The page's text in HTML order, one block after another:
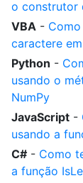
o construtor
VBA -
caractere
Python -
usando o
NumPy
JavaScript -
usando a
C# - Como
a função